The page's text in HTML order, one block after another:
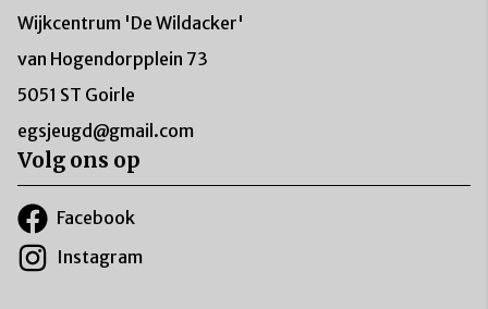
Wijkcentrum 'De Wildacker'
van Hogendorpplein 73
5051 ST Goirle
egsjeugd@gmail.com
Volg ons op
Facebook
Instagram